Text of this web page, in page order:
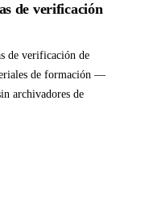
de verificación
de verificación de
de formación —
archivadores de